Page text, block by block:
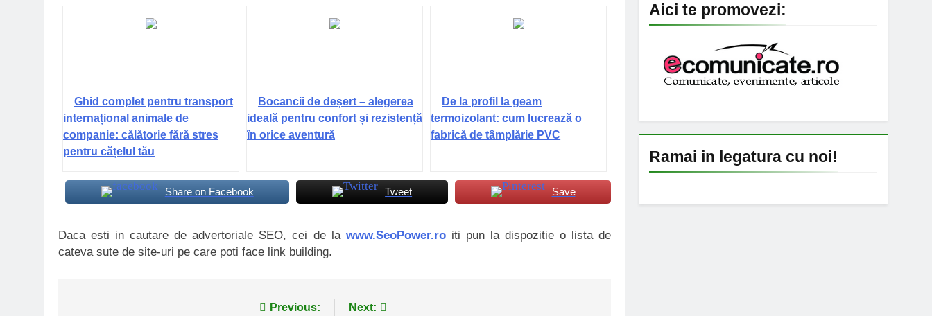
Ghid complet pentru transport
internațional animale de
companie: călătorie fără stres
pentru cățelul tău
Bocancii de deșert – alegerea
ideală pentru confort și rezistență
în orice aventură
De la profil la geam
termoizolant: cum lucrează o
fabrică de tâmplărie PVC
Share on Facebook Tweet Save
Daca esti in cautare de advertoriale SEO, cei de la www.SeoPower.roiti pun la dispozitie o lista de
cateva sute de site-uri pe care poti face link building.
Previous: Next:
Aici te promovezi:
Ramai in legatura cu noi!